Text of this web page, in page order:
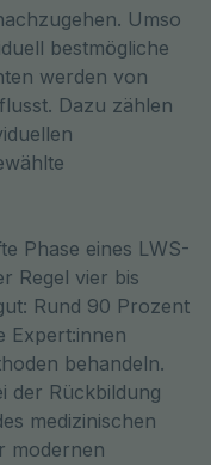
Umso
bestmögliche
werden von
Dazu zählen
Phase eines LWS-
Regel vier bis
Rund 90 Prozent
Expert:innen
behandeln.
der Rückbildung
medizinischen
modernen